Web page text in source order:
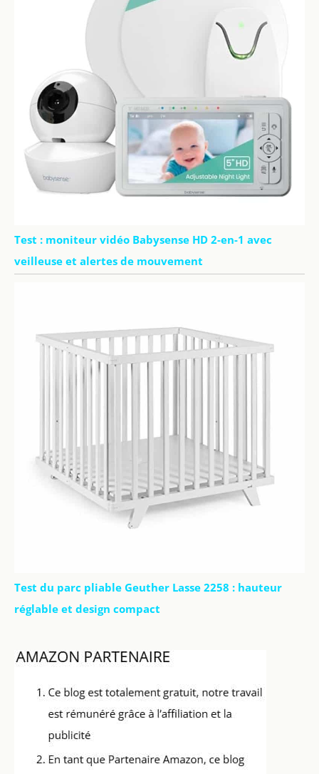
Test : moniteur vidéo Babysense HD 2-en-1 avec
veilleuse et alertes de mouvement
Test du parc pliable Geuther Lasse 2258 : hauteur
réglable et design compact